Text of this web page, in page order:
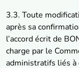
3.3. Toute
après sa
l’accord écrit de
charge par le
administratifs liés à